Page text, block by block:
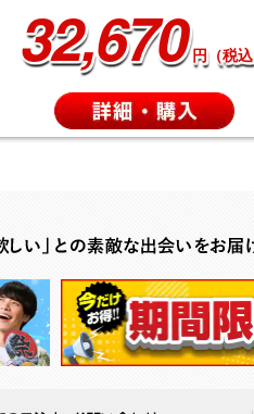
32,670 円（税込